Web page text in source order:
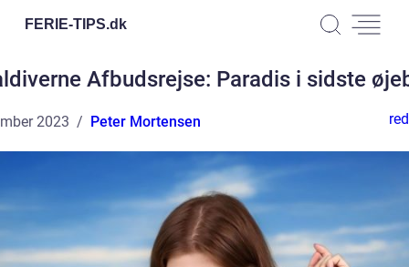
FERIE-TIPS.dk
Afbudsrejse: Paradis i sidste
2023 Peter Mortensen